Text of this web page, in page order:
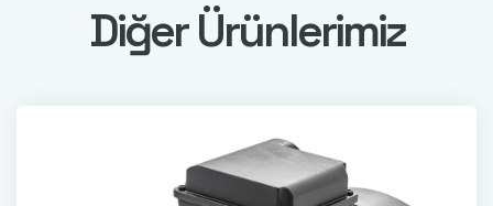
Diğer Ürünlerimiz